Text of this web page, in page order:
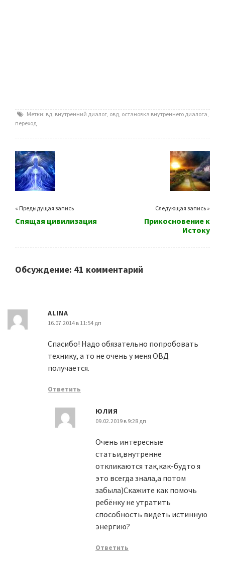
Метки: вд внутренний диалог овд остановка внутреннего диалога
переход
« Предыдущая запись
Спящая цивилизация
Следующая запись »
Прикосновение к
Истоку
Обсуждение: 41 комментарий
ALINA
16.07.2014 в 11:54 дп
Спасибо! Надо обязательно попробовать
технику, а то не очень у меня ОВД
получается.
Ответить
ЮЛИЯ
09.02.2019 в 9:28 дп
Очень интересные
статьи,внутренне
откликаются так,как-будто я
это всегда знала,а потом
забыла)Скажите как помочь
ребёнку не утратить
способность видеть истинную
энергию?
Ответить